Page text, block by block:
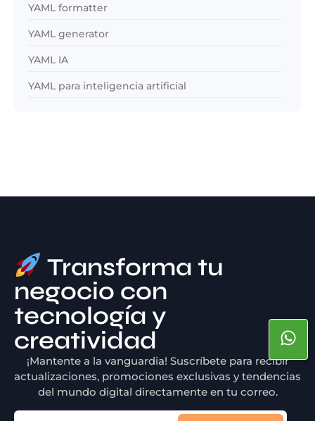
YAML formatter
YAML generator
YAML IA
YAML para inteligencia artificial
Transforma tu
negocio con
tecnología y
creatividad
¡Mantente a la vanguardia! Suscríbete para recibir
actualizaciones, promociones exclusivas y tendencias
del mundo digital directamente en tu correo.